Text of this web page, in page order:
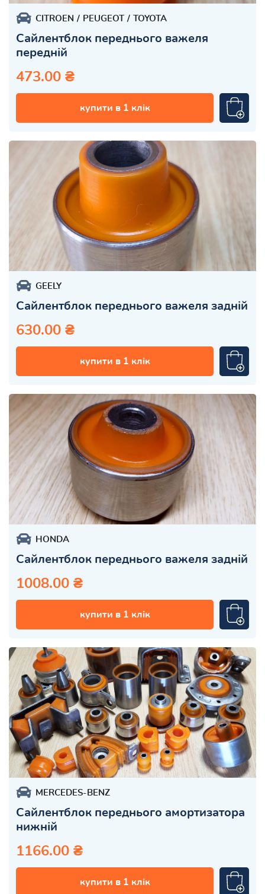
CITROEN PEUGEOT TOYOTA
Сайлентблок переднього важеля
передній
473.00 ₴
купити в 1 клік
GEELY
Сайлентблок переднього важеля задній
630.00 ₴
купити в 1 клік
HONDA
Сайлентблок переднього важеля задній
1008.00 ₴
купити в 1 клік
MERCEDES-BENZ
Сайлентблок переднього амортизатора
нижній
1166.00 ₴
купити в 1 клік